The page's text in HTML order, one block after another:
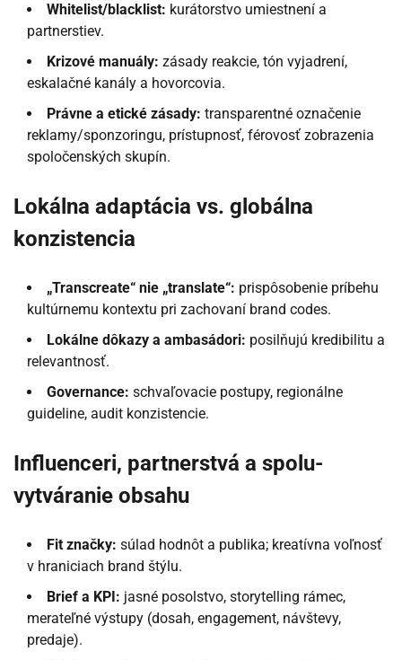
Whitelist/blacklist: kurátorstvo umiestnení a
partnerstiev.
Krizové manuály: zásady reakcie, tón vyjadrení,
eskalačné kanály a hovorcovia.
Právne a etické zásady: transparentné označenie
reklamy/sponzoringu, prístupnosť, férovosť zobrazenia
spoločenských skupín.
Lokálna adaptácia vs. globálna
konzistencia
„Transcreate“ nie „translate“: prispôsobenie príbehu
kultúrnemu kontextu pri zachovaní brand codes.
Lokálne dôkazy a ambasádori: posilňujú kredibilitu a
relevantnosť.
Governance: schvaľovacie postupy, regionálne
guideline, audit konzistencie.
Influenceri, partnerstvá a spolu-
vytváranie obsahu
Fit značky: súlad hodnôt a publika; kreatívna voľnosť
v hraniciach brand štýlu.
Brief a KPI: jasné posolstvo, storytelling rámec,
merateľné výstupy (dosah, engagement, návštevy,
predaje).